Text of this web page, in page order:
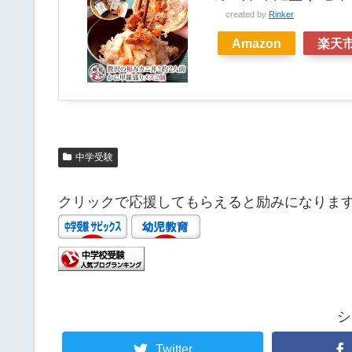
created by Rinker
Amazon 楽天
中学受験
クリックで応援してもらえると励みになりま
Twitter